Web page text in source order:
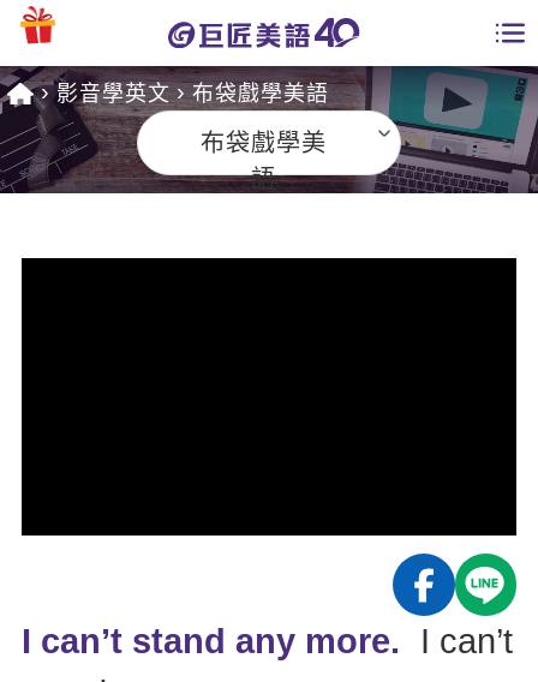
課程總覽
GEPT 全民英檢課程
英文聽力養成
主題課程
線上真人
學員讚出來
企業服務
學員專區
影音學英文 布袋戲學美語
布袋戲學美
語
I can’t stand any more.
I can’t